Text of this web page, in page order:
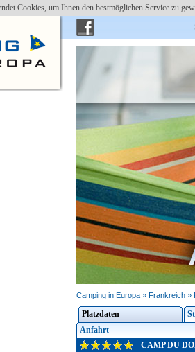
Cookies, um Ihnen den bestmöglichen Service zu
Camping in Europa » Frankreich »
Platzdaten
Anfahrt
CAMP DU